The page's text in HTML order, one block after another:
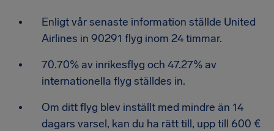
Enligt vår senaste information ställde United
Airlines in 90291 flyg inom 24 timmar.
70.70% av inrikesflyg och 47.27% av
internationella flyg ställdes in.
Om ditt flyg blev inställt med mindre än 14
dagars varsel, kan du ha rätt till, upp till 600 €